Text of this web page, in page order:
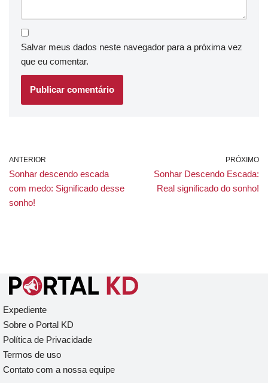
Salvar meus dados neste navegador para a próxima vez
que eu comentar.
ANTERIOR
Sonhar descendo escada
com medo: Significado desse
sonho!
PRÓXIMO
Sonhar Descendo Escada:
Real significado do sonho!
Expediente
Sobre o Portal KD
Política de Privacidade
Termos de uso
Contato com a nossa equipe